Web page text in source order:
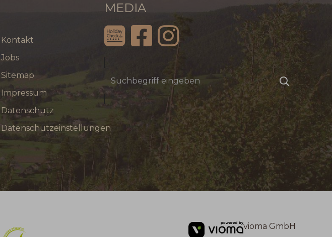
Kontakt
Jobs
Sitemap
Impressum
Datenschutz
Datenschutzeinstellungen
MEDIA
Suchbegriff
eingeben
Suchen
vioma GmbH